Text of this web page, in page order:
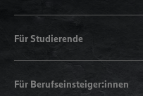
Für Studierende
Für Berufseinsteiger:innen